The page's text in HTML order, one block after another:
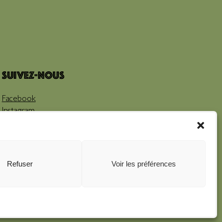
Refuser Voir les préférences
Suivez-nous
Facebook
Instagram